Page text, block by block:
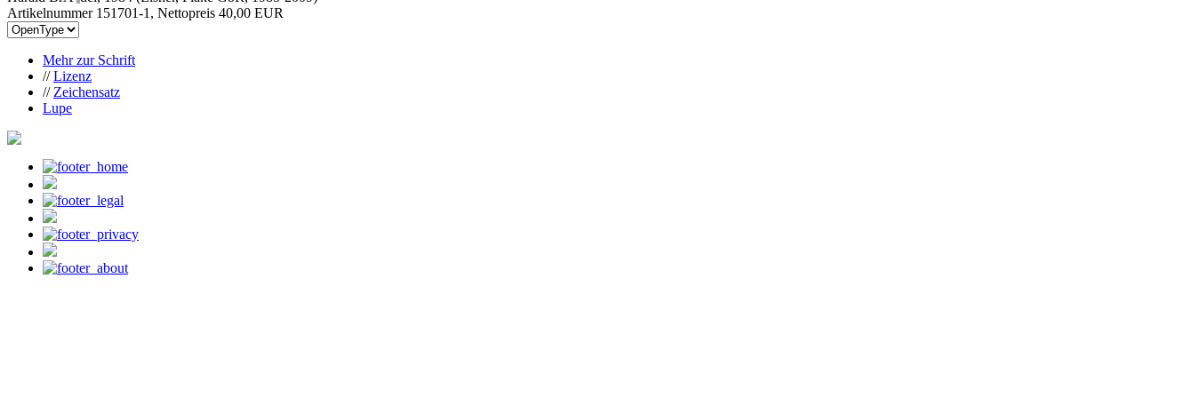
Artikelnummer 151701-1, Nettopreis 40,00 EUR
Mehr zur Schrift
//Lizenz
// Zeichensatz
Lupe